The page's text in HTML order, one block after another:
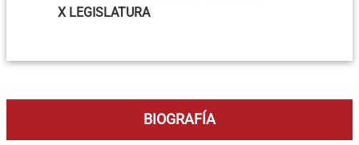
X LEGISLATURA
BIOGRAFÍA